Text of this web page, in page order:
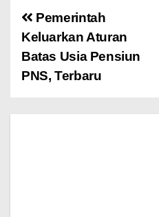
Pemerintah
Keluarkan Aturan
Batas Usia Pensiun
PNS, Terbaru